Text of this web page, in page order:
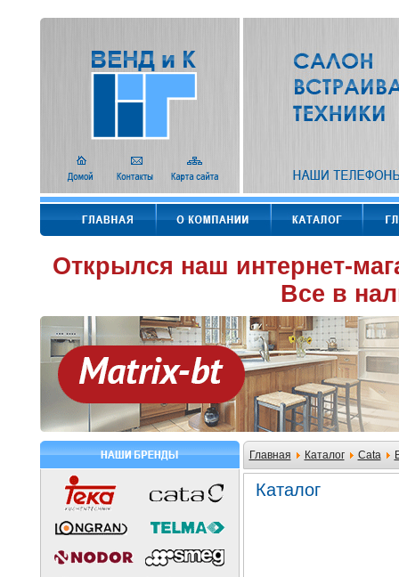
Открылся наш интернет-
Все в
Главная Каталог Cata
Каталог